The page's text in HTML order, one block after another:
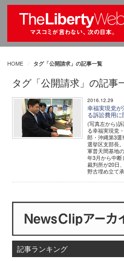
HOME タグ「公開請求」の記事一覧
タグ「公開請求」の記事
2016.12.29
幸福実現党が
る訴訟費用
(写真左から)
る幸福実現党
郎・沖縄第3選
選挙区支部長
軍普天間基地
年3月から中
裁判所が20日
野古埋め立て
記事ランキング